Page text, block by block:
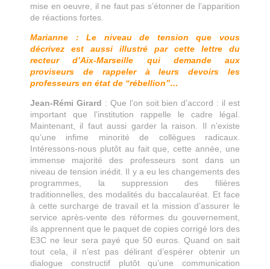
mise en oeuvre, il ne faut pas s’étonner de l’apparition
de réactions fortes.
Marianne : Le niveau de tension que vous
décrivez est aussi illustré par cette lettre du
recteur d’Aix-Marseille qui demande aux
proviseurs de rappeler à leurs devoirs les
professeurs en état de “rébellion”…
Jean-Rémi Girard : Que l’on soit bien d’accord : il est
important que l’institution rappelle le cadre légal.
Maintenant, il faut aussi garder la raison. Il n’existe
qu’une infime minorité de collègues radicaux.
Intéressons-nous plutôt au fait que, cette année, une
immense majorité des professeurs sont dans un
niveau de tension inédit. Il y a eu les changements des
programmes, la suppression des filières
traditionnelles, des modalités du baccalauréat. Et face
à cette surcharge de travail et la mission d’assurer le
service après-vente des réformes du gouvernement,
ils apprennent que le paquet de copies corrigé lors des
E3C ne leur sera payé que 50 euros. Quand on sait
tout cela, il n’est pas délirant d’espérer obtenir un
dialogue constructif plutôt qu’une communication